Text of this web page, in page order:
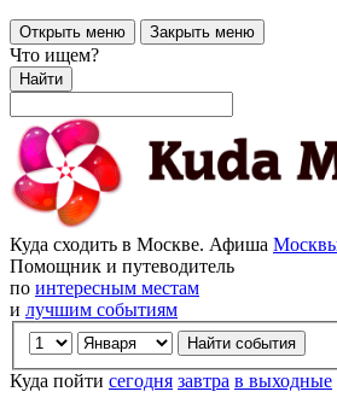
Открыть меню Закрыть меню
Что ищем?
Найти
Куда сходить в Москве. Афиша
Помощник и путеводитель
по интересным местам
и лучшим событиям
Куда пойти сегодня завтра в выходные